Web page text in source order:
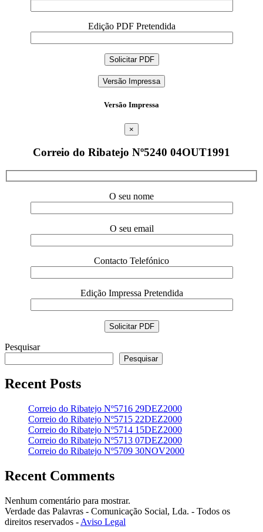
Edição PDF Pretendida
Versão Impressa
Versão Impressa
×
Correio do Ribatejo Nº5240 04OUT1991
O seu nome
O seu email
Contacto Telefónico
Edição Impressa Pretendida
Pesquisar
Pesquisar
Recent Posts
Correio do Ribatejo Nº5716 29DEZ2000
Correio do Ribatejo Nº5715 22DEZ2000
Correio do Ribatejo Nº5714 15DEZ2000
Correio do Ribatejo Nº5713 07DEZ2000
Correio do Ribatejo Nº5709 30NOV2000
Recent Comments
Nenhum comentário para mostrar.
Verdade das Palavras - Comunicação Social, Lda. - Todos os
direitos reservados - Aviso Legal